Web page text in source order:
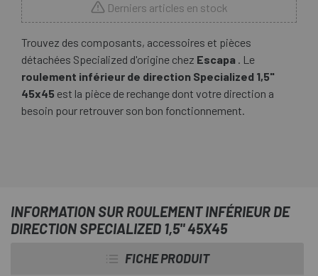
Derniers articles en stock
Trouvez des composants, accessoires et pièces
détachées Specialized d'origine chez Escapa . Le
roulement inférieur de direction Specialized 1,5"
45x45 est la pièce de rechange dont votre direction a
besoin pour retrouver son bon fonctionnement.
INFORMATION SUR ROULEMENT INFÉRIEUR DE
DIRECTION SPECIALIZED 1,5" 45X45
FICHE PRODUIT